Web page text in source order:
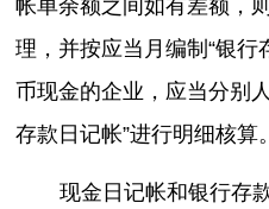
帐单余额之间如有差额，
理，并按应当月编制“银行
币现金的企业，应当分别
存款日记帐”进行明细核算。
现金日记帐和银行存